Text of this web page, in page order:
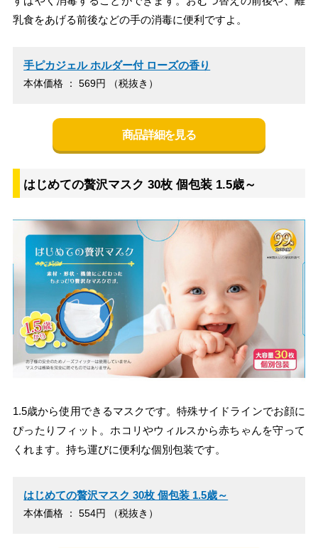
乳食をあげる前後などの手の消毒に便利ですよ。
手ピカジェル ホルダー付 ローズの香り
本体価格 ： 569円 （税抜き）
商品詳細を見る
はじめての贅沢マスク 30枚 個包装 1.5歳～
1.5歳から使用できるマスクです。特殊サイドラインでお顔に
ぴったりフィット。ホコリやウィルスから赤ちゃんを守って
くれます。持ち運びに便利な個別包装です。
はじめての贅沢マスク 30枚 個包装 1.5歳～
本体価格 ： 554円 （税抜き）